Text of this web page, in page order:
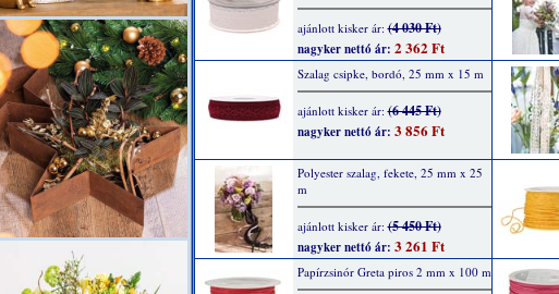
ajánlott kisker ár:(4 030 Ft)
nagyker nettó ár: 2 362 Ft
Szalag csipke, bordó, 25 mm x 15 m
ajánlott kisker ár:(6 445 Ft)
nagyker nettó ár: 3 856 Ft
Polyester szalag, fekete, 25 mm x 25
m
ajánlott kisker ár:(5 450 Ft)
nagyker nettó ár: 3 261 Ft
Papírzsinór Greta piros 2 mm x 100 m